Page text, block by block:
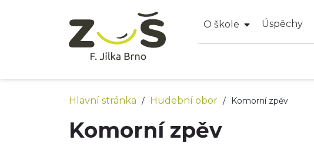
O škole Úspěchy
Hlavní stránka / Hudební obor / Komorní zpěv
Komorní zpěv